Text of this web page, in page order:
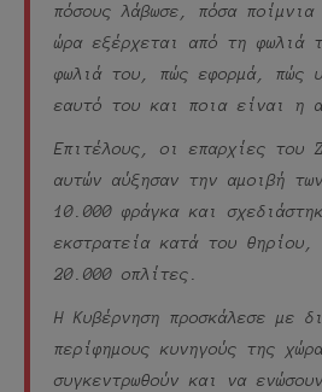
πόσους λάβωσε, πόσα
ώρα εξέρχεται από τη φωλιά
φωλιά του, πώς εφορμά, πώς
εαυτό του και ποια είναι η
Επιτέλους, οι επαρχίες του
αυτών αύξησαν την αμοιβή
10.000 φράγκα και
εκστρατεία κατά του θηρίου,
20.000 οπλίτες.
Η Κυβέρνηση προσκάλεσε με
περίφημους κυνηγούς της
συγκεντρωθούν και να